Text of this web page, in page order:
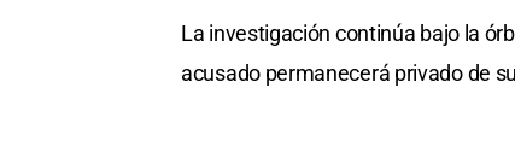
La investigación continúa bajo la
acusado permanecerá privado de